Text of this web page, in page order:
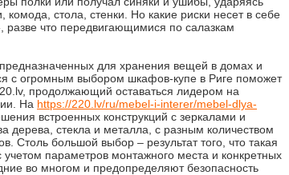
стола, стенки. Но какие риски несет в себе
разве что передвигающимися по салазкам
для хранения вещей в домах и
с огромным выбором шкафов-купе в Риге поможет
продолжающий оставаться лидером на
На https://220.lv/ru/mebel-i-interer/mebel-dlya-
встроенных конструкций с зеркалами и
стекла и металла, с разным количеством
Столь большой выбор – результат того, что такая
учетом параметров монтажного места и конкретных
во многом и предопределяют безопасность